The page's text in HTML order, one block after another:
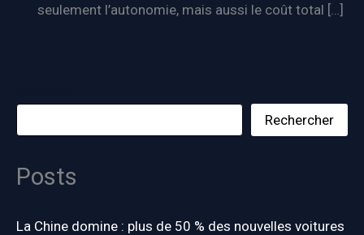
seulement l’autonomie, mais aussi le coût total […]
Rechercher
Posts
La Chine domine : plus de 50 % des nouvelles voitures